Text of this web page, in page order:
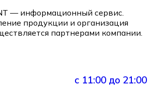
— информационный сервис.
продукции и организация
партнерами компании.
с 11:00 до 21:00